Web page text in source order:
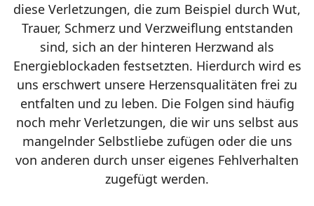
diese Verletzungen, die zum Beispiel durch Wut,
Trauer, Schmerz und Verzweiflung entstanden
sind, sich an der hinteren Herzwand als
Energieblockaden festsetzten. Hierdurch wird es
uns erschwert unsere Herzensqualitäten frei zu
entfalten und zu leben. Die Folgen sind häufig
noch mehr Verletzungen, die wir uns selbst aus
mangelnder Selbstliebe zufügen oder die uns
von anderen durch unser eigenes Fehlverhalten
zugefügt werden.